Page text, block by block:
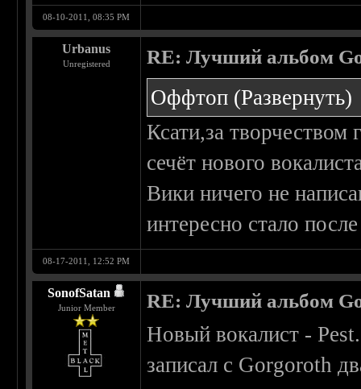
08-10-2011, 08:35 PM
Urbanus
Unregistered RE: Лучший альбом
Оффтоп (Развернуть)
Ксати,за творчеством
сечёт нового
Вики ничего не
интересно стало
08-17-2011, 12:52 PM
SonofSatan
Junior Member RE: Лучший альбом
Новый вокалист -
записал с Gorgoroth